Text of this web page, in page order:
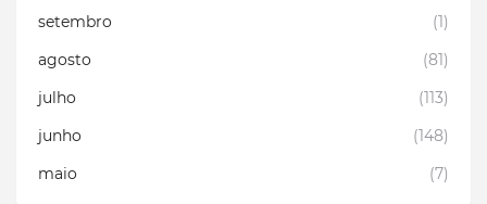
setembro
(1)
agosto
(81)
julho
(113)
junho
(148)
maio
(7)